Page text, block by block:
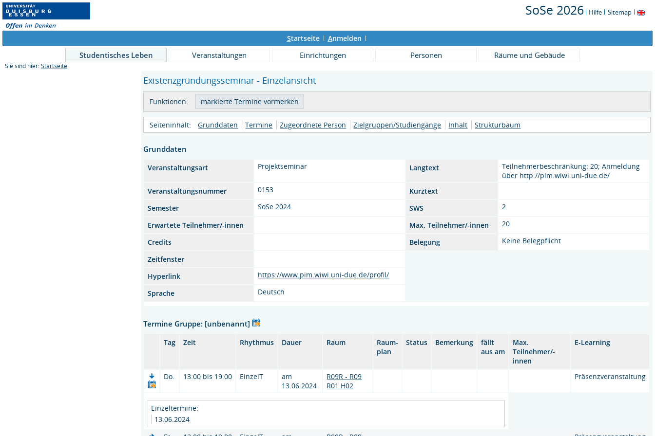
SoSe 2026 Hilfe Sitemap
Startseite Anmelden
Studentisches Leben Veranstaltungen Einrichtungen Personen Räume und Gebäude
Sie sind hier: Startseite
Existenzgründungsseminar - Einzelansicht
Funktionen:
Seiteninhalt: Grunddaten Termine Zugeordnete Person Zielgruppen/Studiengänge Inhalt Strukturbaum
Grunddaten
Veranstaltungsart Projektseminar Langtext
Teilnehmerbeschränkung: 20; Anmeldung
über http://pim.wiwi.uni-due.de/
Veranstaltungsnummer
0153
Kurztext
Semester
SoSe 2024 SWS
2
Erwartete Teilnehmer/-innen
Max. Teilnehmer/-innen
20
Credits
Belegung
Keine Belegpflicht
Zeitfenster
Hyperlink
https://www.pim.wiwi.uni-due.de/profil/
Sprache
Deutsch
Termine Gruppe: [unbenannt]
Tag Zeit Rhythmus Dauer Raum
Raum-
plan
Status Bemerkung
fällt
aus am
Max.
Teilnehmer/-
innen
E-Learning
Do. 13:00 bis 19:00 EinzelT
am
13.06.2024
R09R - R09
R01 H02
Präsenzveranstaltung
Einzeltermine:
13.06.2024